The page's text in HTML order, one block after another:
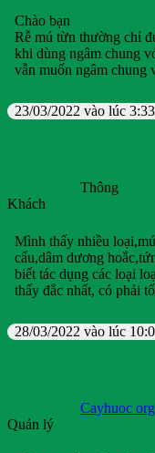
Chào bạn
Rễ mú từn thường chỉ
khi dùng ngâm chung
vẫn muốn ngâm chung
23/03/2022 vào lúc
Thông
Khách
Mình thấy nhiều
cẩu,dâm dương
biết tác dụng các loại
thấy đắc nhất, có phải
28/03/2022 vào lúc
Cayhuoc org
Quản lý